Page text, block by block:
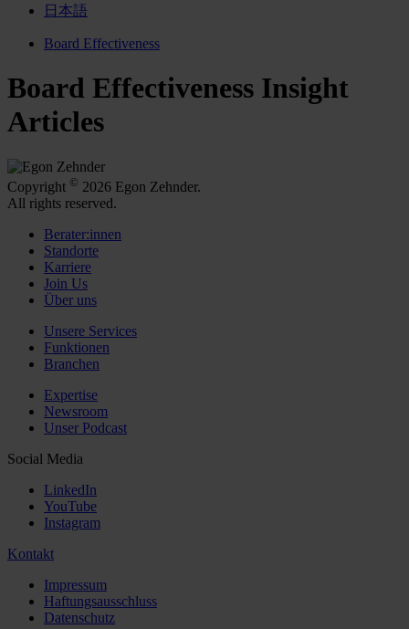
日本語
Board Effectiveness
Board Effectiveness Insight
Articles
Copyright © 2026 Egon Zehnder.
All rights reserved.
Berater:innen
Standorte
Karriere
Join Us
Über uns
Unsere Services
Funktionen
Branchen
Expertise
Newsroom
Unser Podcast
Social Media
LinkedIn
YouTube
Instagram
Kontakt
Impressum
Haftungsausschluss
Datenschutz